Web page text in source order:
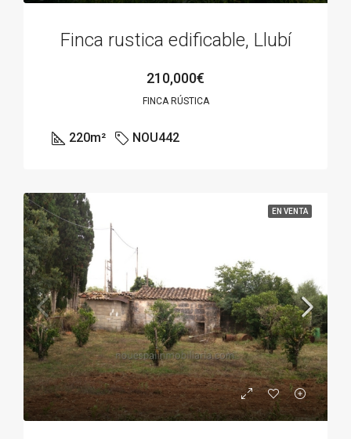
Finca rustica edificable, Llubí
210,000€
FINCA RÚSTICA
220m² NOU442
EN VENTA